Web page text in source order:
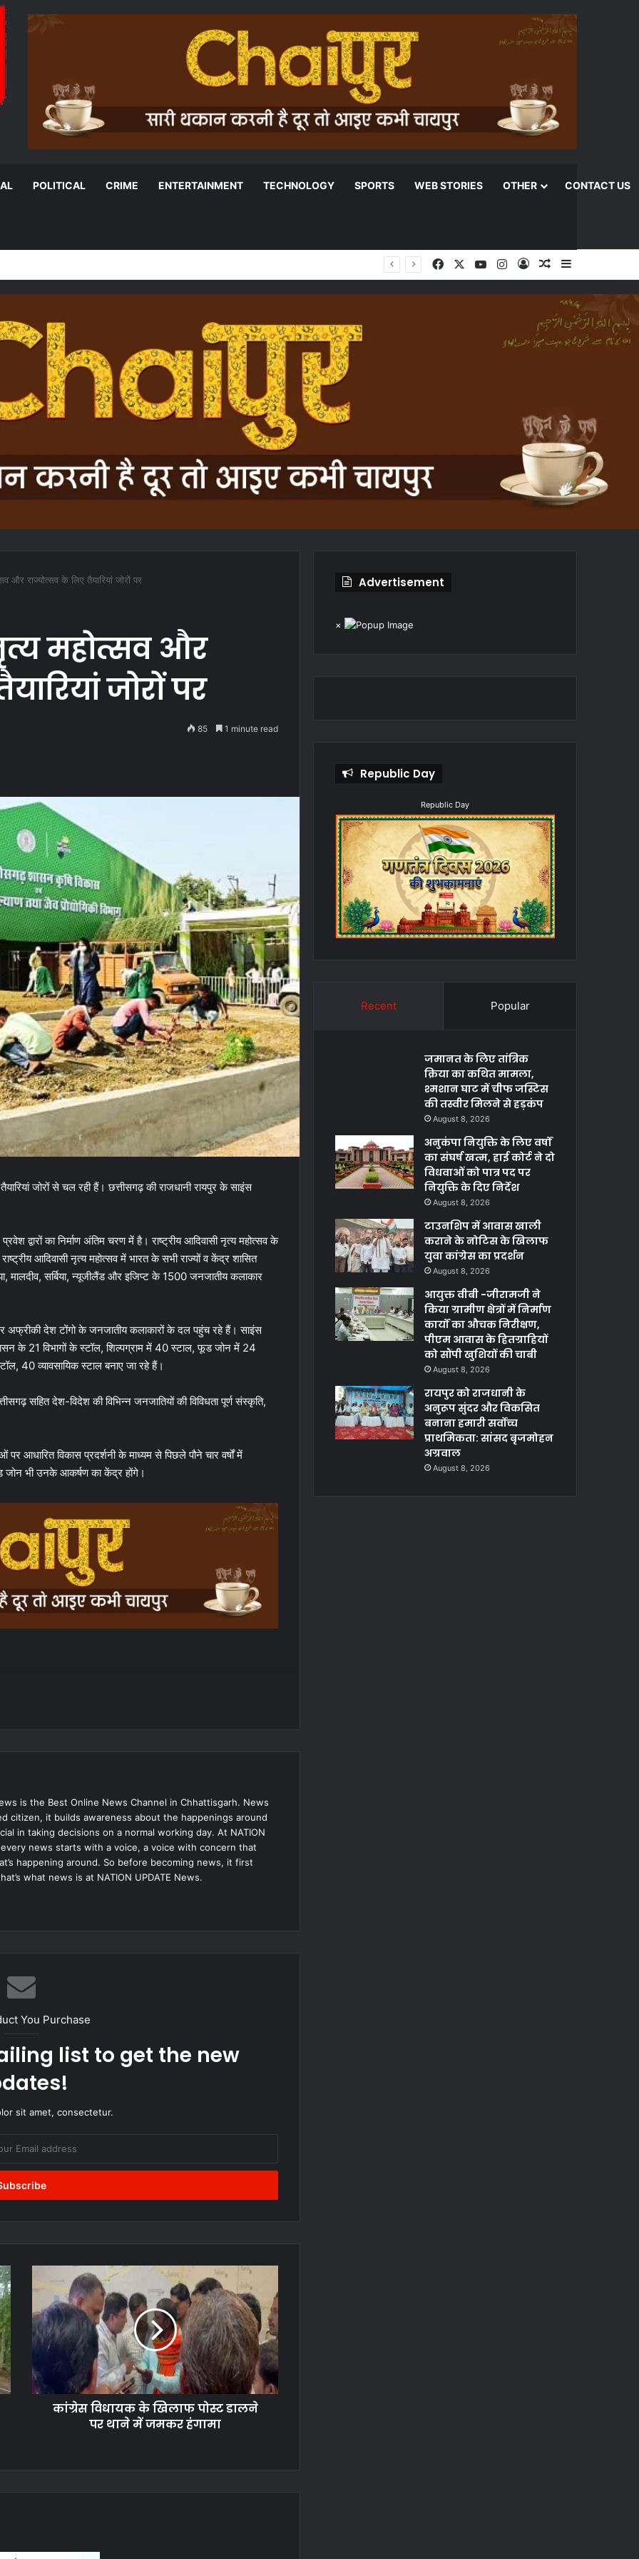
POLITICAL CRIME ENTERTAINMENT TECHNOLOGY SPORTS WEB STORIES OTHER CONTACT US
विधवाओं को पात्र पद पर नियुक्ति के दिए निर्देश FacebookYouTubeInstagram
Log InRandom Article
Sidebar
और राज्योत्सव के लिए तैयारियां जोरों पर
महोत्सव और
जोरों पर
85 1 minute read
जोरों से चल रही हैं। छत्तीसगढ़ की राजधानी रायपुर के साइंस
द्वारों का निर्माण अंतिम चरण में है। राष्ट्रीय आदिवासी नृत्य महोत्सव के
आदिवासी नृत्य महोत्सव में भारत के सभी राज्यों व केंद्र शासित
मालदीव, सर्बिया, न्यूजीलैंड और इजिप्ट के 1500 जनजातीय कलाकार
अफ्रीकी देश टोंगो के जनजातीय कलाकारों के दल पहुंच रहे हैं। साइंस
के 21 विभागों के स्टॉल, शिल्पग्राम में 40 स्टाल, फूड जोन में 24
40 व्यावसायिक स्टाल बनाए जा रहे हैं।
सहित देश-विदेश की विभिन्न जनजातियों की विविधता पूर्ण संस्कृति,
आधारित विकास प्रदर्शनी के माध्यम से पिछले पौने चार वर्षों में
जोन भी उनके आकर्षण का केंद्र होंगे।
is the Best Online News Channel in Chhattisgarh. News
citizen, it builds awareness about the happenings around
in taking decisions on a normal working day. At NATION
every news starts with a voice, a voice with concern that
happening around. So before becoming news, it first
what news is at NATION UPDATE News.
You Purchase
list to get the new
sit amet, consectetur.
विधायक
खिलाफ
पोस्ट
डालने
थाने
में
जमकरकांग्रेस विधायक के खिलाफ पोस्ट डालने
पर थाने में जमकर हंगामा
Advertisement
×
Republic Day
Republic Day
Recent Popular
जमानत के लिए तांत्रिक
क्रिया का कथित मामला,
श्मशान घाट में चीफ जस्टिस
की तस्वीर मिलने से हड़कंप
August 8, 2026
अनुकंपा नियुक्ति के लिए वर्षों
का संघर्ष खत्म, हाई कोर्ट ने दो
विधवाओं को पात्र पद पर
नियुक्ति के दिए निर्देश
August 8, 2026
टाउनशिप में आवास खाली
कराने के नोटिस के खिलाफ
युवा कांग्रेस का प्रदर्शन
August 8, 2026
आयुक्त वीबी -जीरामजी ने
किया ग्रामीण क्षेत्रों में निर्माण
कार्यों का औचक निरीक्षण,
पीएम आवास के हितग्राहियों
को सौंपी खुशियों की चाबी
August 8, 2026
रायपुर को राजधानी के
अनुरूप सुंदर और विकसित
बनाना हमारी सर्वोच्च
प्राथमिकता: सांसद बृजमोहन
अग्रवाल
August 8, 2026